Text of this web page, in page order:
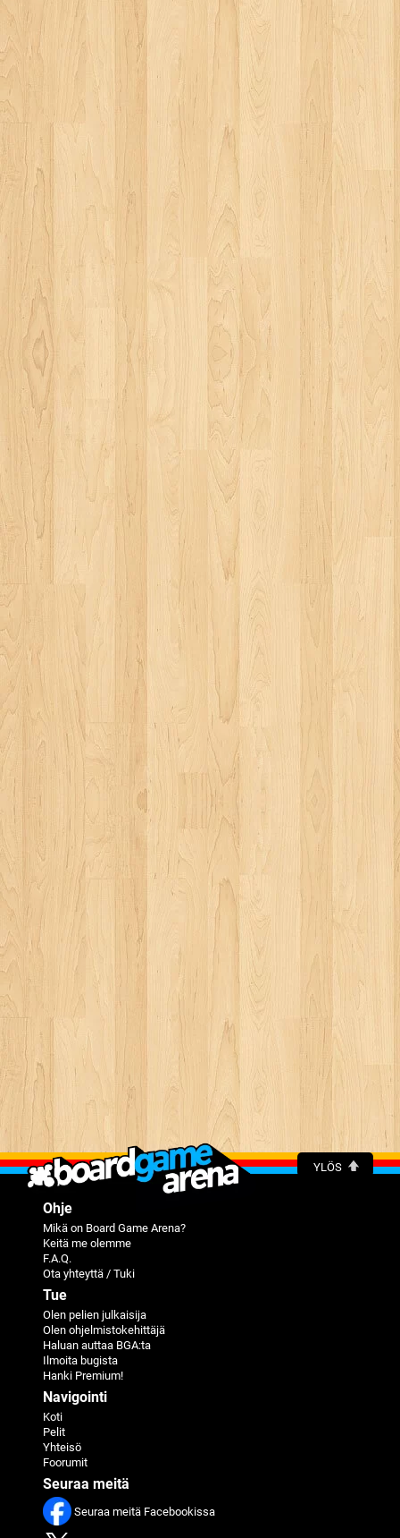
YLÖS
Ohje
Mikä on Board Game Arena?
Keitä me olemme
F.A.Q.
Ota yhteyttä / Tuki
Tue
Olen pelien julkaisija
Olen ohjelmistokehittäjä
Haluan auttaa BGA:ta
Ilmoita bugista
Hanki Premium!
Navigointi
Koti
Pelit
Yhteisö
Foorumit
Seuraa meitä
Seuraa meitä Facebookissa